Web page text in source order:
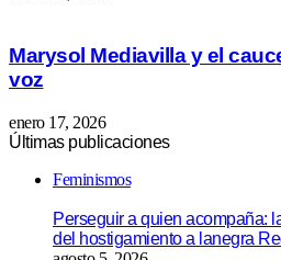
Marysol Mediavilla y el
voz
enero 17, 2026
Últimas publicaciones
Feminismos
Perseguir a quien acompaña:
del hostigamiento a lanegra